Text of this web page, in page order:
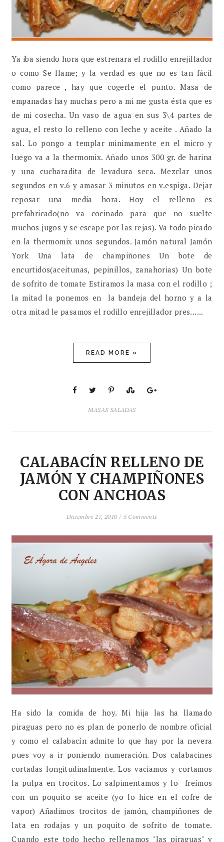
Ya iba siendo hora que estrenara el rodillo enrejillador
o como Se llame; y la verdad es que no es tan fácil
como parece , hay que cogerle el punto. Masa de
empanadas hay muchas pero a mi me gusta ésta que es
de mi cosecha. Un vaso de agua en sus 3\4 partes de
agua, el resto lo relleno con leche y aceite . Añado la
sal. Lo pongo a templar minimamente en el micro y
luego va a la thermomix. Añado unos 300 gr. de harina
y una cucharadita de levadura seca. Mezclar unos
segundos en v.6 y amasar 3 minutos en v.espiga. Dejar
reposar una media hora. Hoy el relleno es
prefabricado(no va cocinado para que no suelte
muchos jugos y se escape por las rejas). Va todo picado
en la thermomix unos segundos. Jamón natural Jamón
York Una lata de champiñones Un bote de
encurtidos(aceitunas, pepinillos, zanahorias) Un bote
de sofrito de tomate Estiramos la masa con el rodillo ;
la mitad la ponemos en la bandeja del horno y a la
otra mitad le pasamos el rodillo enrejillador pres......
READ MORE »
MASAS SALADAS
CALABACÍN RELLENO DE
JAMÓN Y CHAMPIÑONES
CON ANCHOAS
Diciembre 27, 2010 / 5 Comments
Ha sido la comida de hoy. Mi hija las ha llamado
piraguas pero no es plan de ponerlo de nombre oficial
y como el calabacín admite lo que hay por la nevera
pues voy a ir poniendo numeración. Dos calabacines
cortadas longitudinalmente. Los vaciamos y cortamos
la pulpa en trocitos. Lo salpimentamos y lo freímos
con un poquito se aceite (yo lo hice en el cofre de
vapor) Añadimos trocitos de jamón, champiñones de
lata en rodajas y un poquito de sofrito de tomate.
Cuando este todo hecho rellenamos "las piraguas" y